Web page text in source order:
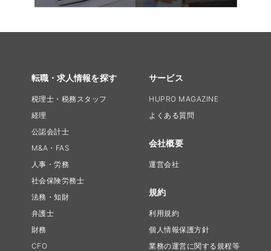
転職・求人情報を探す
税理士・税務スタッフ
経理
公認会計士
M&A・FAS
人事・労務
社会保険労務士
法務・知財
弁護士
財務
CFO
サービス
HUPRO MAGAZINE
よくある質問
会社概要
運営会社
規約
利用規約
個人情報保護方針
業務の運営に関する規程等